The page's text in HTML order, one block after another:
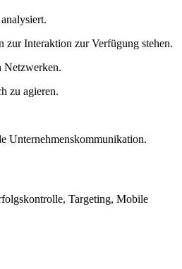
zur Interaktion zur Verfügung stehen.
Netzwerken.
zu agieren.
Unternehmenskommunikation.
Targeting, Mobile